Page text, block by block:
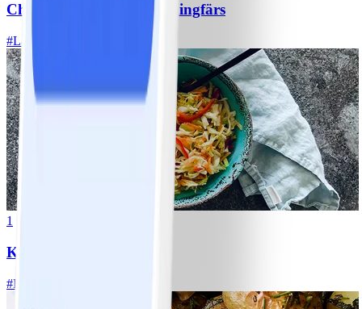
Chili con carne med kycklingfärs
#Lätt
1
Klassisk vitkålssallad
#Lätt